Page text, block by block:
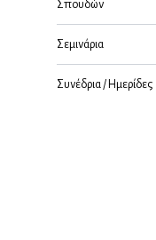
Σπουδών
Σεμινάρια
Συνέδρια / Ημερίδες